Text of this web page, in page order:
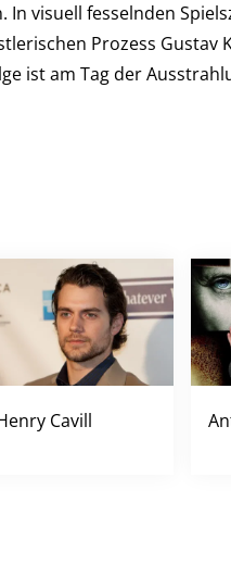
visuell fesselnden
Prozess Gustav
ist am Tag der
Cavill